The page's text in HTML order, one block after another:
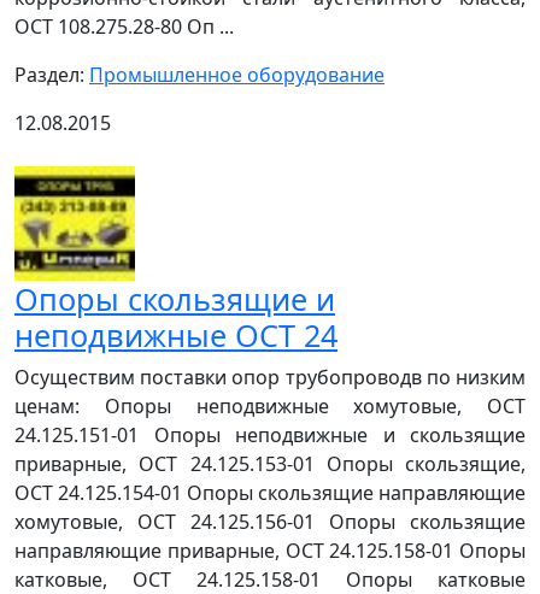
ОСТ 108.275.28-80 Оп ...
Раздел: Промышленное оборудование
12.08.2015
Опоры скользящие и
неподвижные ОСТ 24
Осуществим поставки опор трубопроводв по низким
ценам: Опоры неподвижные хомутовые, ОСТ
24.125.151-01 Опоры неподвижные и скользящие
приварные, ОСТ 24.125.153-01 Опоры скользящие,
ОСТ 24.125.154-01 Опоры скользящие направляющие
хомутовые, ОСТ 24.125.156-01 Опоры скользящие
направляющие приварные, ОСТ 24.125.158-01 Опоры
катковые, ОСТ 24.125.158-01 Опоры катковые